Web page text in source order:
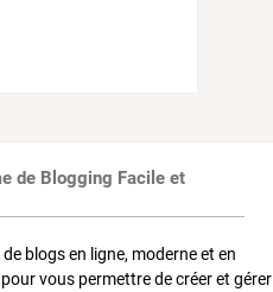
de Blogging Facile et
blogs en ligne, moderne et en
vous permettre de créer et gérer